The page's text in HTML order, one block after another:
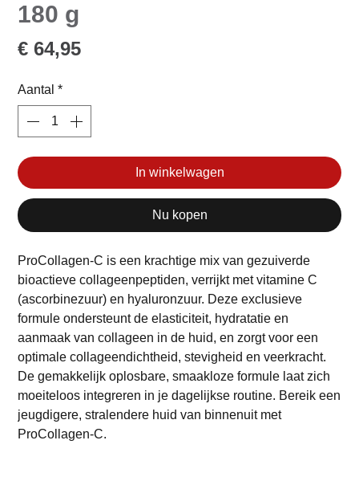
180 g
€ 64,95Prijs
Aantal *
In winkelwagen
Nu kopen
ProCollagen-C is een krachtige mix van gezuiverde
bioactieve collageenpeptiden, verrijkt met vitamine C
(ascorbinezuur) en hyaluronzuur. Deze exclusieve
formule ondersteunt de elasticiteit, hydratatie en
aanmaak van collageen in de huid, en zorgt voor een
optimale collageendichtheid, stevigheid en veerkracht.
De gemakkelijk oplosbare, smaakloze formule laat zich
moeiteloos integreren in je dagelijkse routine. Bereik een
jeugdigere, stralendere huid van binnenuit met
ProCollagen-C.